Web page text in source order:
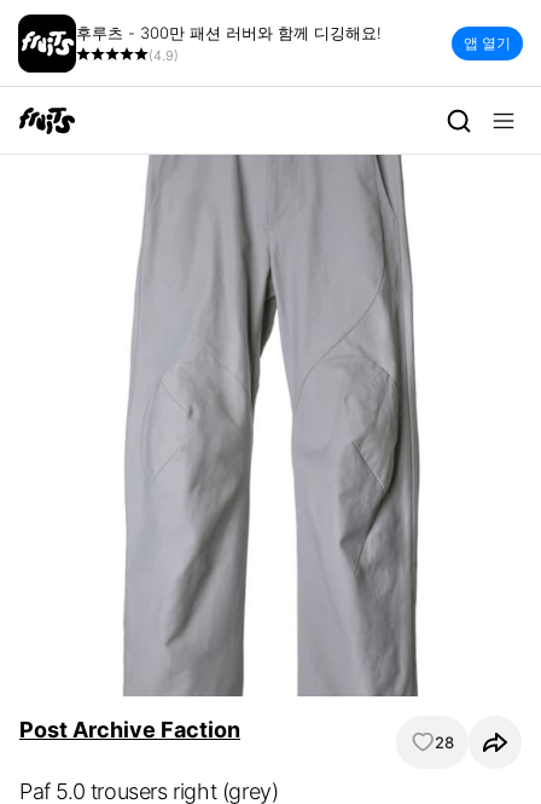
후루츠 - 300만 패션 러버와 함께 디깅해요!
(4.9)
앱 열기
Post Archive Faction 28
Paf 5.0 trousers right (grey)